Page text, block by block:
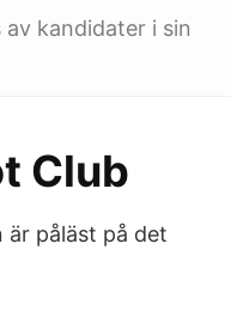
kandidater i sin
Club
påläst på det